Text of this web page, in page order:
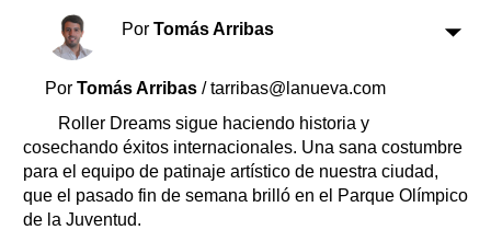
Horóscopo
Transportes
Loterías
Datos Útiles
Por Tomás Arribas
Por Tomás Arribas / tarribas@lanueva.com
Roller Dreams sigue haciendo historia y
cosechando éxitos internacionales. Una sana costumbre
para el equipo de patinaje artístico de nuestra ciudad,
que el pasado fin de semana brilló en el Parque Olímpico
de la Juventud.